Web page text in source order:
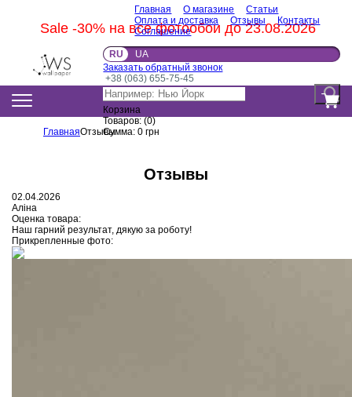
Sale -30% на все фотообои до 23.08.2026
Главная О магазине
Статьи
Оплата и доставка
Отзывы
Контакты
Соглашение
RU
UA
Заказать обратный звонок
+38 (063) 655-75-45
Корзина
Товаров: (0)
Сумма: 0 грн
ГлавнаяОтзывы
Отзывы
02.04.2026
Аліна
Оценка товара:
Наш гарний результат, дякую за роботу!
Прикрепленные фото: